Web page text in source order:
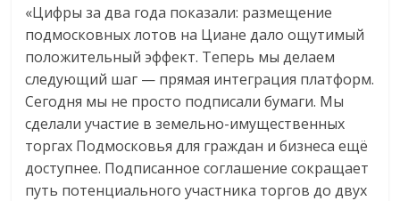
«Цифры за два года показали: размещение
подмосковных лотов на Циане дало ощутимый
положительный эффект. Теперь мы делаем
следующий шаг — прямая интеграция платформ.
Сегодня мы не просто подписали бумаги. Мы
сделали участие в земельно-имущественных
торгах Подмосковья для граждан и бизнеса ещё
доступнее. Подписанное соглашение сокращает
путь потенциального участника торгов до двух